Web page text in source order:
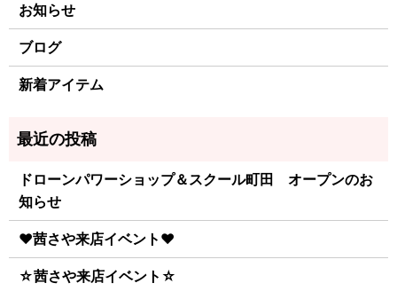
お知らせ
ブログ
新着アイテム
ドローンパワーショップ＆スクール町田 オープンのお
知らせ
♥茜さや来店イベント♥
☆茜さや来店イベント☆